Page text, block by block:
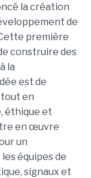
la création
de
première
construire des
la
est de
en
éthique et
en œuvre
un
équipes de
signaux et